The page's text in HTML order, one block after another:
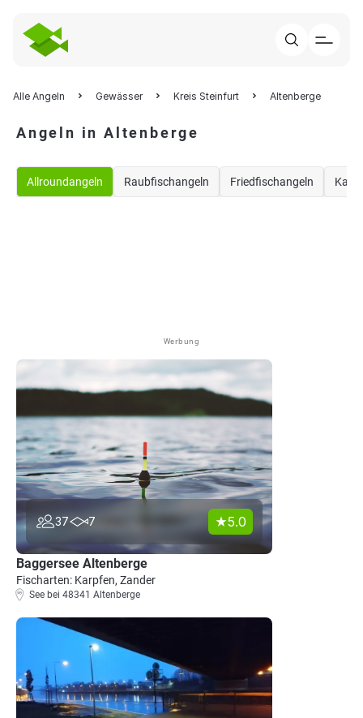
Alle Angeln Gewässer Kreis Steinfurt Altenberge
Angeln in Altenberge
Allroundangeln Raubfischangeln Friedfischangeln
Werbung
37 7 5.0
Baggersee Altenberge
Fischarten: Karpfen, Zander
See bei 48341 Altenberge